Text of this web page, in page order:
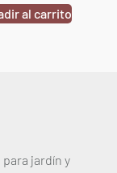
al carrito
jardín y